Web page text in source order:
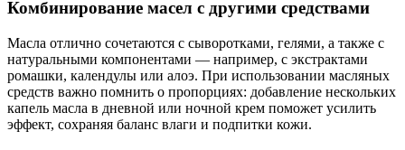
Комбинирование масел с другими средствами
Масла отлично сочетаются с сыворотками, гелями, а также с
натуральными компонентами — например, с экстрактами
ромашки, календулы или алоэ. При использовании масляных
средств важно помнить о пропорциях: добавление нескольких
капель масла в дневной или ночной крем поможет усилить
эффект, сохраняя баланс влаги и подпитки кожи.